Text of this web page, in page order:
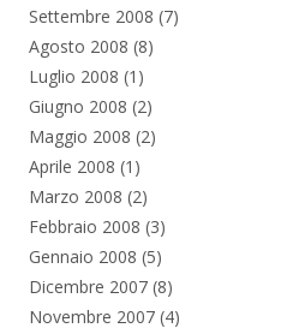
Settembre 2008 (7)
Agosto 2008 (8)
Luglio 2008 (1)
Giugno 2008 (2)
Maggio 2008 (2)
Aprile 2008 (1)
Marzo 2008 (2)
Febbraio 2008 (3)
Gennaio 2008 (5)
Dicembre 2007 (8)
Novembre 2007 (4)